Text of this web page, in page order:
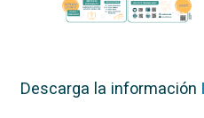
Descarga la información